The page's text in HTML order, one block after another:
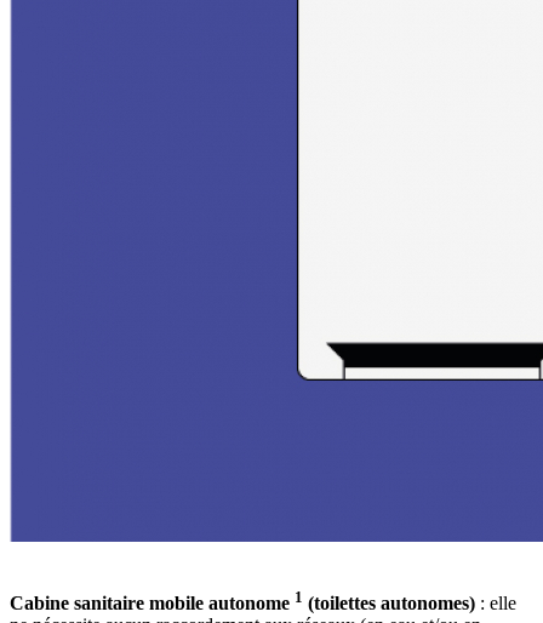
Cabine sanitaire mobile autonome 1 (toilettes autonomes) : elle